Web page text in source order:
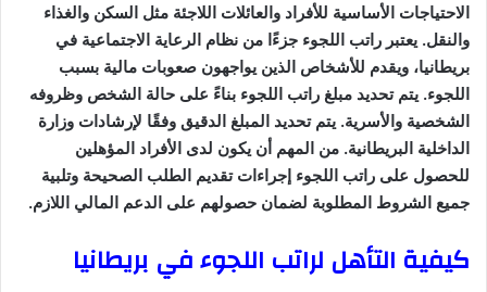
الاحتياجات الأساسية للأفراد والعائلات اللاجئة مثل السكن والغذاء
والنقل. يعتبر راتب اللجوء جزءًا من نظام الرعاية الاجتماعية في
بريطانيا، ويقدم للأشخاص الذين يواجهون صعوبات مالية بسبب
اللجوء. يتم تحديد مبلغ راتب اللجوء بناءً على حالة الشخص وظروفه
الشخصية والأسرية. يتم تحديد المبلغ الدقيق وفقًا لإرشادات وزارة
الداخلية البريطانية. من المهم أن يكون لدى الأفراد المؤهلين
للحصول على راتب اللجوء إجراءات تقديم الطلب الصحيحة وتلبية
جميع الشروط المطلوبة لضمان حصولهم على الدعم المالي اللازم.
كيفية التأهل لراتب اللجوء في بريطانيا